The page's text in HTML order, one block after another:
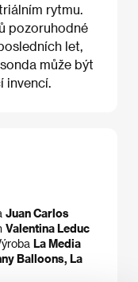
rytmu.
pozoruhodné
let,
může být
invencí.
Juan Carlos
Valentina Leduc
La Media
Balloons, La